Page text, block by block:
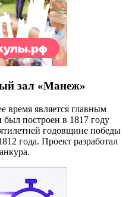
зал «Манеж»
время является главным
построен в 1817 году
годовщине победы
года. Проект разработал